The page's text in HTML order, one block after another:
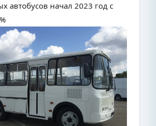
автобусов начал 2023 год с